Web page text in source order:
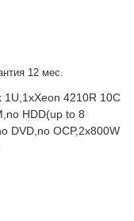
12 мес.
4210R 10C
HDD(up to 8
DVD,no OCP,2x800W